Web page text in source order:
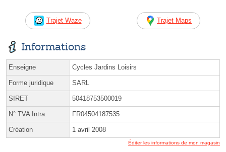
Trajet Waze Trajet Maps
Informations
Enseigne Cycles Jardins Loisirs
Forme juridique SARL
SIRET 50418753500019
N° TVA Intra. FR04504187535
Création 1 avril 2008
Éditer les informations de mon magasin